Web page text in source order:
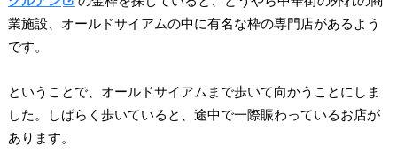
業施設、オールドサイアムの中に有名な枠の専門店があるよう
です。
ということで、オールドサイアムまで歩いて向かうことにしま
した。しばらく歩いていると、途中で一際賑わっているお店が
あります。